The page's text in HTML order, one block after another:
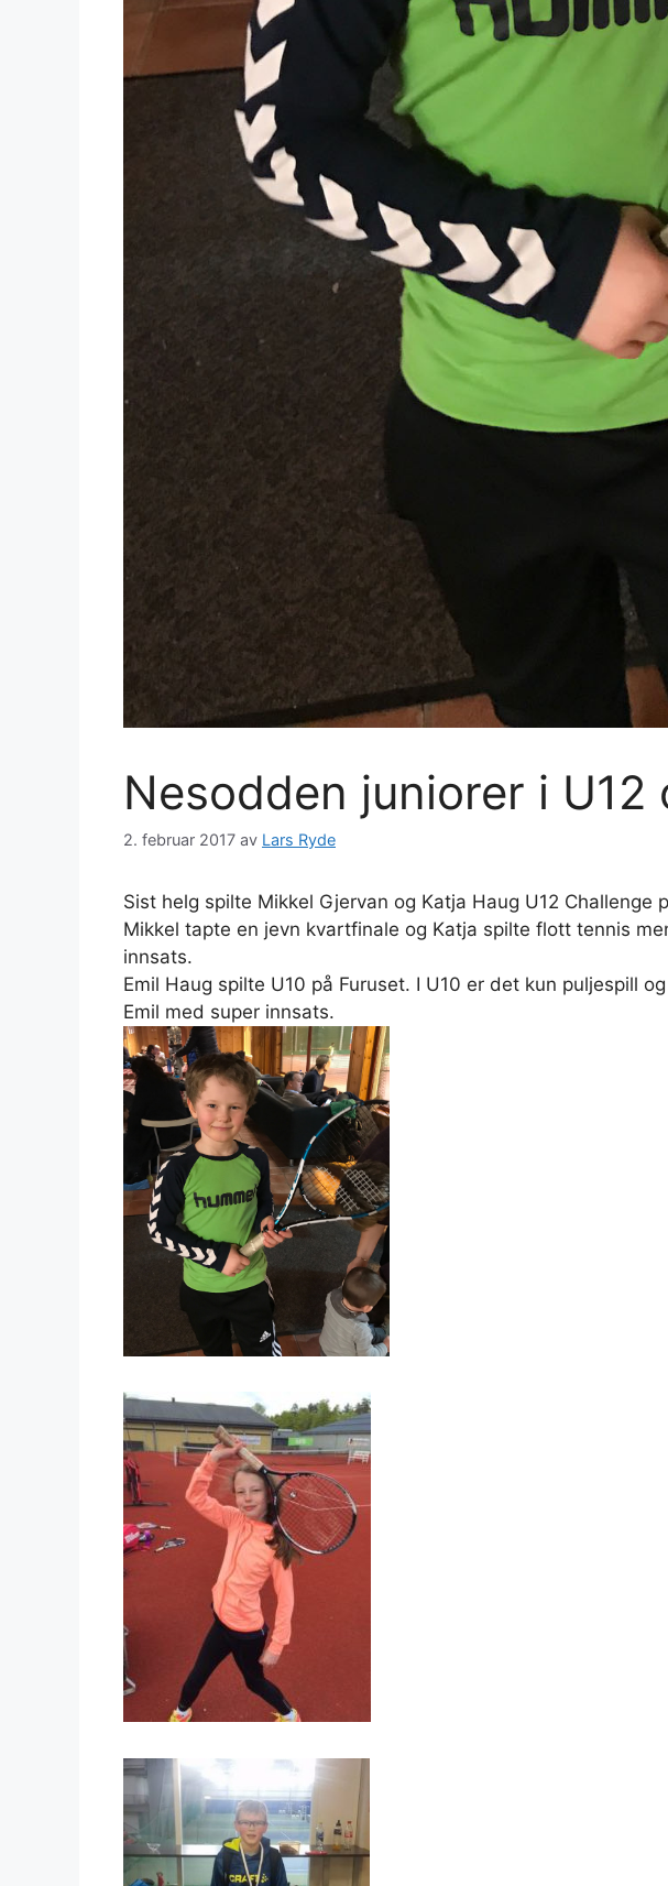
Nesodden juniorer i U12
2. februar 2017 av Lars Ryde
Sist helg spilte Mikkel Gjervan og Katja Haug U12
Mikkel tapte en jevn kvartfinale og Katja spilte flott tennis
innsats.
Emil Haug spilte U10 på Furuset. I U10 er det kun puljespill
Emil med super innsats.